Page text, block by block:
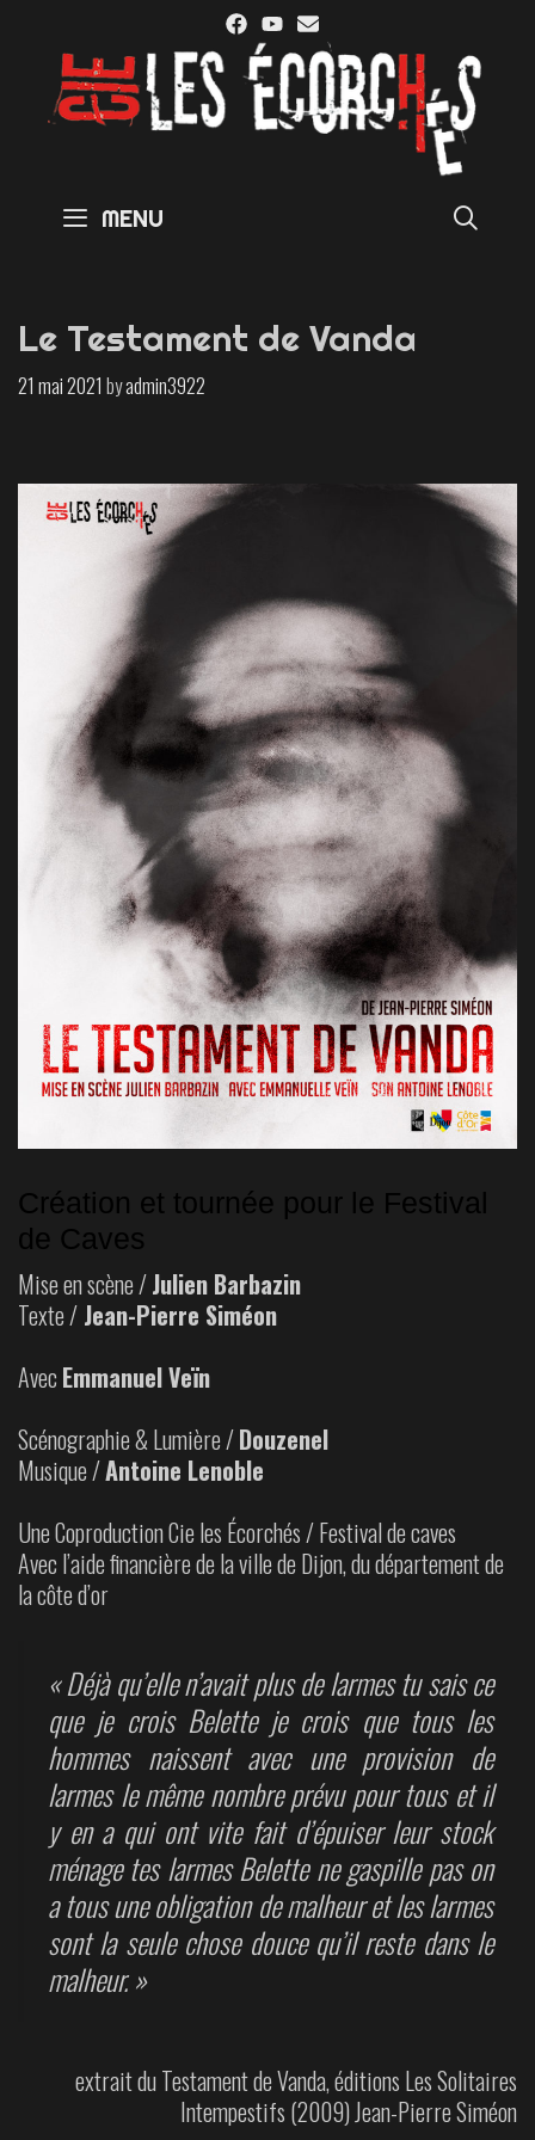
MENU
Le Testament de Vanda
21 mai 2021 byadmin3922
Création et tournée pour le Festival
de Caves
Mise en scène /Julien Barbazin
Texte / Jean-Pierre Siméon
Avec Emmanuel Veïn
Scénographie & Lumière /Douzenel
Musique /Antoine Lenoble
Une Coproduction Cie les Écorchés / Festival de caves
Avec l’aide financière de la ville de Dijon, du département de
la côte d’or
« Déjà qu’elle n’avait plus de larmes tu sais ce
que je crois Belette je crois que tous les
hommes naissent avec une provision de
larmes le même nombre prévu pour tous et il
y en a qui ont vite fait d’épuiser leur stock
ménage tes larmes Belette ne gaspille pas on
a tous une obligation de malheur et les larmes
sont la seule chose douce qu’il reste dans le
malheur. »
extrait du Testament de Vanda, éditions Les Solitaires
Intempestifs (2009) Jean-Pierre Siméon